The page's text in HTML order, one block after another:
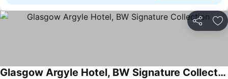
Partilhar
Glasgow Argyle Hotel, BW Signature Collection